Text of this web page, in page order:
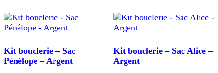
Kit bouclerie – Sac
Pénélope – Argent
Kit bouclerie – Sac Alice –
Argent